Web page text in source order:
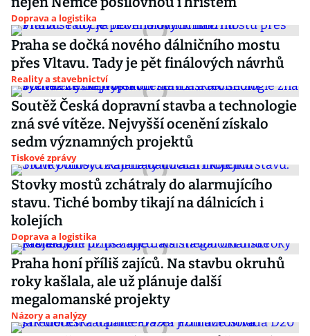
Doprava a logistika
Praha se dočká nového dálničního mostu
přes Vltavu. Tady je pět finálových návrhů
Reality a stavebnictví
Soutěž Česká dopravní stavba a technologie
zná své vítěze. Nejvyšší ocenění získalo
sedm významných projektů
Tiskové zprávy
Stovky mostů zchátraly do alarmujícího
stavu. Tiché bomby tikají na dálnicích i
kolejích
Doprava a logistika
Praha honí příliš zajíců. Na stavbu okruhů
roky kašlala, ale už plánuje další
megalomanské projekty
Názory a analýzy